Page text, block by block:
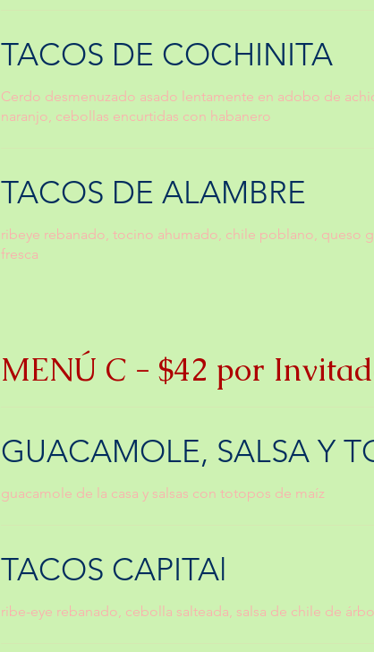
TACOS DE COCHINITA
Cerdo desmenuzado asado lentamente en adobo de
naranjo, cebollas encurtidas con habanero
TACOS DE ALAMBRE
ribeye rebanado, tocino ahumado, chile poblano, queso
fresca
MENÚ C - $42 por
GUACAMOLE, SALSA Y
guacamole de la casa y salsas con totopos de maíz
TACOS CAPITAl
ribe-eye rebanado, cebolla salteada, salsa de chile de